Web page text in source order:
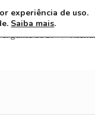
ao Dr
experiência de uso.
Saiba mais.